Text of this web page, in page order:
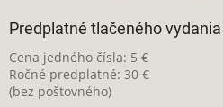
Predplatné tlačeného vydania
Cena jedného čísla: 5 €
Ročné predplatné: 30 €
(bez poštovného)